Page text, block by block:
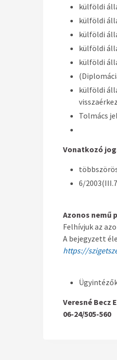
külföldi
külföldi
külföldi
külföldi
külföldi
külföldi
Tolmács
Vonatkozó
6/
Azonos nemű
Felhívjuk az
A bejegyzett
https://
Veresné Becz
06-24/505-560